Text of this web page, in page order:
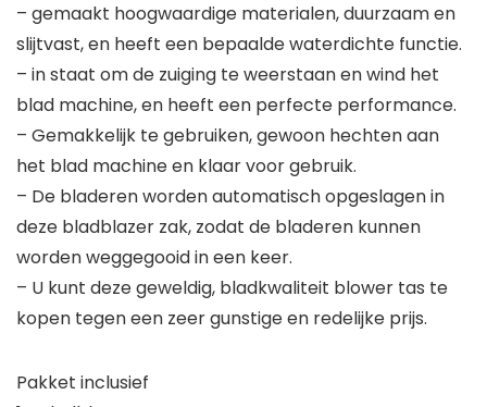
– gemaakt hoogwaardige materialen, duurzaam en
slijtvast, en heeft een bepaalde waterdichte functie.
– in staat om de zuiging te weerstaan ​​en wind het
blad machine, en heeft een perfecte performance.
– Gemakkelijk te gebruiken, gewoon hechten aan
het blad machine en klaar voor gebruik.
– De bladeren worden automatisch opgeslagen in
deze bladblazer zak, zodat de bladeren kunnen
worden weggegooid in een keer.
– U kunt deze geweldig, bladkwaliteit blower tas te
kopen tegen een zeer gunstige en redelijke prijs.
Pakket inclusief